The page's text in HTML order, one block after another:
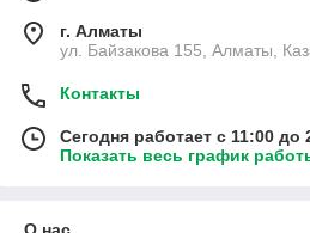
г. Алматы
ул. Байзакова 155, Алматы,
Контакты
Сегодня работает с 11:00 до
Показать весь график